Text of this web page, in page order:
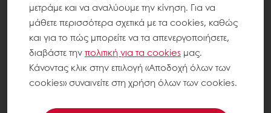
μετράμε και να αναλύουμε την κίνηση. Για να
μάθετε περισσότερα σχετικά με τα cookies, καθώς
και για το πώς μπορείτε να τα απενεργοποιήσετε,
διαβάστε τηνπολιτική για τα cookies μας.
Κάνοντας κλικ στην επιλογή «Αποδοχή όλων των
cookies» συναινείτε στη χρήση όλων των cookies.